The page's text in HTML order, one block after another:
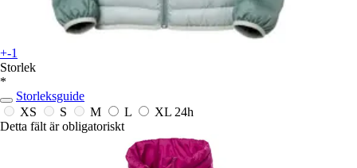
+-1
Storlek
*
Storleksguide
XS
S M L XL 24h
Detta fält är obligatoriskt